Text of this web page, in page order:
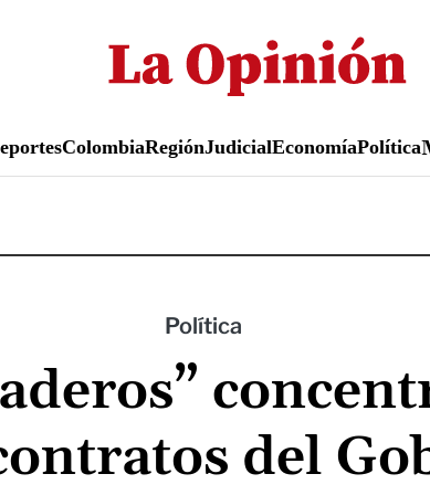
al
contenido
ColombiaRegiónJudicialEconomíaPolítica
Política
del